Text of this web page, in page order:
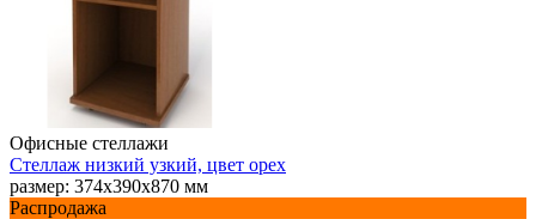
Офисные стеллажи
Стеллаж низкий узкий, цвет орех
размер: 374х390х870 мм
Распродажа